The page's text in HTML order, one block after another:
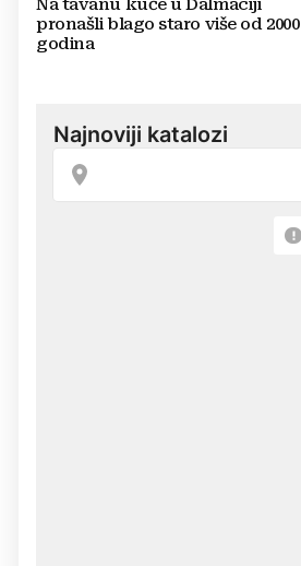
Na tavanu kuće u Dalmaciji
pronašli blago staro više od 2000
godina